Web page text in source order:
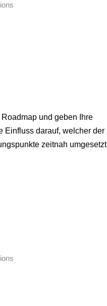
und geben Ihre
Einfluss darauf, welcher der
zeitnah umgesetzt